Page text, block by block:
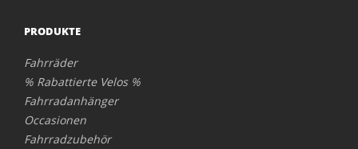
PRODUKTE
Fahrräder
% Rabattierte Velos %
Fahrradanhänger
Occasionen
Fahrradzubehör